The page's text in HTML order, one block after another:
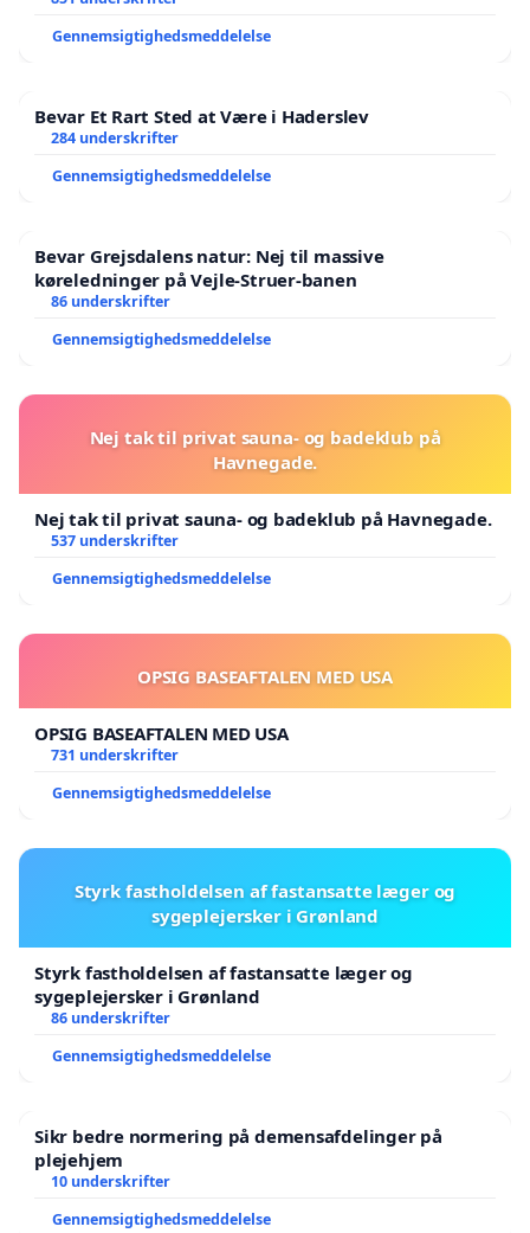
Gennemsigtighedsmeddelelse
Bevar Et Rart Sted at Være i Haderslev
284 underskrifter
Gennemsigtighedsmeddelelse
Bevar Grejsdalens natur: Nej til massive
køreledninger på Vejle-Struer-banen
86 underskrifter
Gennemsigtighedsmeddelelse
Nej tak til privat sauna- og badeklub på
Havnegade.
Nej tak til privat sauna- og badeklub på Havnegade.
537 underskrifter
Gennemsigtighedsmeddelelse
OPSIG BASEAFTALEN MED USA
OPSIG BASEAFTALEN MED USA
731 underskrifter
Gennemsigtighedsmeddelelse
Styrk fastholdelsen af fastansatte læger og
sygeplejersker i Grønland
Styrk fastholdelsen af fastansatte læger og
sygeplejersker i Grønland
86 underskrifter
Gennemsigtighedsmeddelelse
Sikr bedre normering på demensafdelinger på
plejehjem
10 underskrifter
Gennemsigtighedsmeddelelse